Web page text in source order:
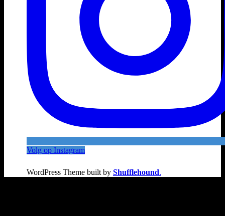
Volg op Instagram
WordPress Theme built by Shufflehound.